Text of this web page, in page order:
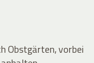
Obstgärten, vorbei